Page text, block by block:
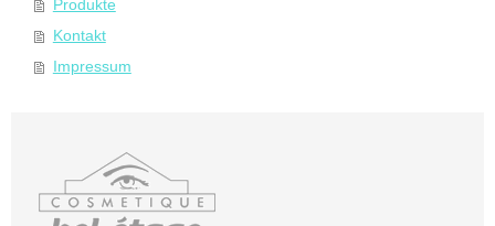
Produkte
Kontakt
Impressum